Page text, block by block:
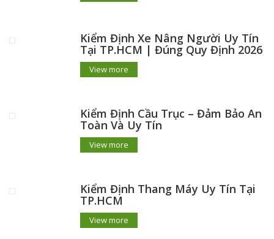
Kiểm Định Xe Nâng Người Uy Tín
Tại TP.HCM | Đúng Quy Định 2026
View more
Kiểm Định Cầu Trục – Đảm Bảo An
Toàn Và Uy Tín
View more
Kiểm Định Thang Máy Uy Tín Tại
TP.HCM
View more